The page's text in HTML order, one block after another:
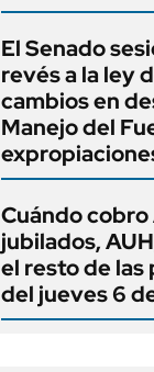
El Senado
revés a la ley
cambios en
Manejo del
Cuándo cobro
jubilados,
el resto de
del jueves 6